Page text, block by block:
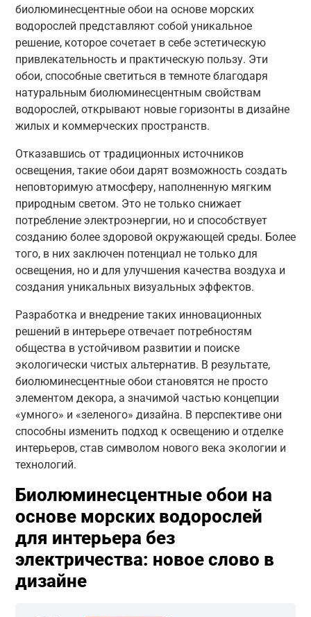
биолюминесцентные обои на основе морских
водорослей представляют собой уникальное
решение, которое сочетает в себе эстетическую
привлекательность и практическую пользу. Эти
обои, способные светиться в темноте благодаря
натуральным биолюминесцентным свойствам
водорослей, открывают новые горизонты в дизайне
жилых и коммерческих пространств.
Отказавшись от традиционных источников
освещения, такие обои дарят возможность создать
неповторимую атмосферу, наполненную мягким
природным светом. Это не только снижает
потребление электроэнергии, но и способствует
созданию более здоровой окружающей среды. Более
того, в них заключен потенциал не только для
освещения, но и для улучшения качества воздуха и
создания уникальных визуальных эффектов.
Разработка и внедрение таких инновационных
решений в интерьере отвечает потребностям
общества в устойчивом развитии и поиске
экологически чистых альтернатив. В результате,
биолюминесцентные обои становятся не просто
элементом декора, а значимой частью концепции
«умного» и «зеленого» дизайна. В перспективе они
способны изменить подход к освещению и отделке
интерьеров, став символом нового века экологии и
технологий.
Биолюминесцентные обои на
основе морских водорослей
для интерьера без
электричества: новое слово в
дизайне